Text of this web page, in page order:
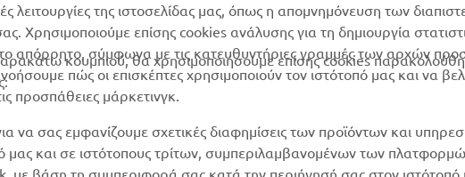
για
Mobile Apps
μπαταριών
λειτουργίες της ιστοσελίδας μας, όπως η απομνημόνευση των
Χρησιμοποιούμε επίσης cookies ανάλυσης για τη δημιουργία
απόρρητο, σύμφωνα με τις κατευθυντήριες γραμμές των αρχών
πώς οι επισκέπτες χρησιμοποιούν τον ιστότοπό μας και να
προσπάθειες μάρκετινγκ.
κουμπιού, θα χρησιμοποιήσουμε επίσης cookies
να σας εμφανίζουμε σχετικές διαφημίσεις των προϊόντων και
μας και σε ιστότοπους τρίτων, συμπεριλαμβανομένων των
με βάση τη συμπεριφορά σας κατά την περιήγησή σας στον